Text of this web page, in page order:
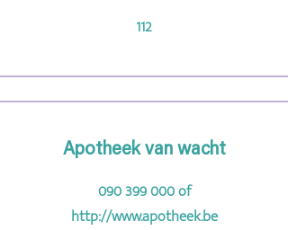
112
Apotheek van wacht
090 399 000of
http://www.apotheek.be